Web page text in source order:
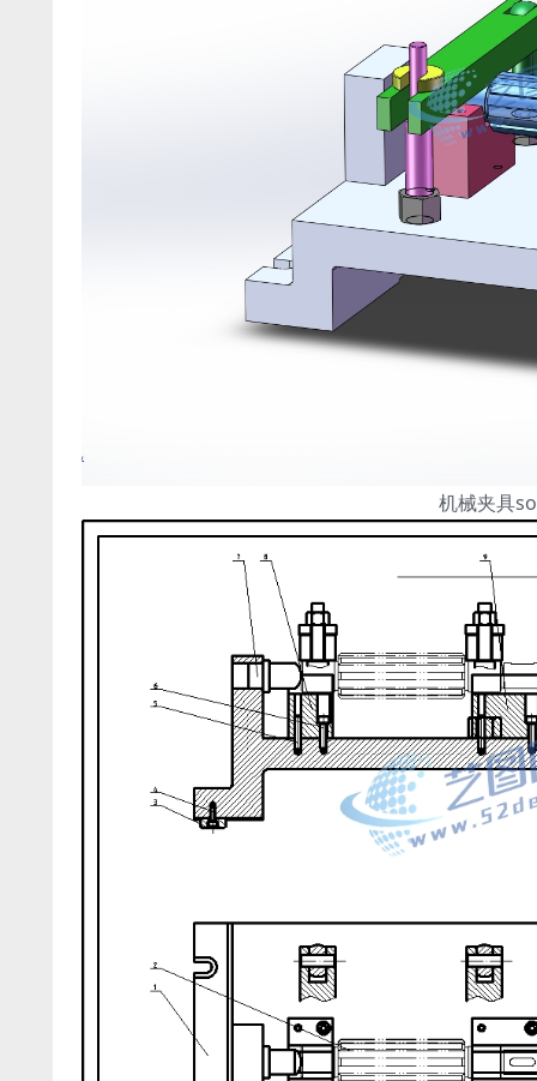
机械夹具